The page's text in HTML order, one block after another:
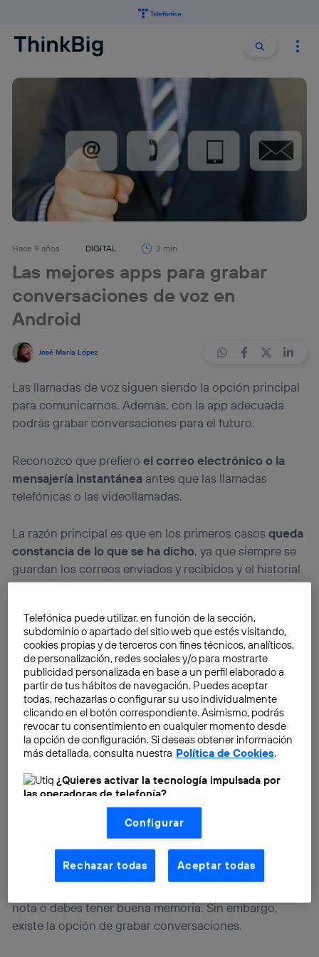
Buscar
Hace 9 años DIGITAL 3 min
Las mejores apps para grabar
conversaciones de voz en
Android
José María López
Las llamadas de voz siguen siendo la opción principal
para comunicarnos. Además, con la app adecuada
podrás grabar conversaciones para el futuro.
Reconozco que prefieroel correo electrónico o la
mensajería instantánea antes que las llamadas
telefónicas o las videollamadas.
La razón principal es que en los primeros casosqueda
constancia de lo que se ha dicho, ya que siempre se
guardan los correos enviados y recibidos y el historial
de mensajes.
nota o debes tener buena memoria. Sin embargo,
existe la opción de grabar conversaciones.
Telefónica puede utilizar, en función de la sección,
subdominio o apartado del sitio web que estés visitando,
cookies propias y de terceros con fines técnicos, analíticos,
de personalización, redes sociales y/o para mostrarte
publicidad personalizada en base a un perfil elaborado a
partir de tus hábitos de navegación. Puedes aceptar
todas, rechazarlas o configurar su uso individualmente
clicando en el botón correspondiente. Asimismo, podrás
revocar tu consentimiento en cualquier momento desde
la opción de configuración. Si deseas obtener información
más detallada, consulta nuestra Política de Cookies.
¿Quieres activar la tecnología impulsada por
las operadoras de telefonía?
Nosotros, Telefónica S.A., utilizamos la tecnología Utiq para
realizar nuestras acciones de marketing digital o análisis
(como se describe en este aviso de consentimiento)
basadas en tu navegación en nuestra(s) web(s)
aquí(solo cuando utilizas una conexión a
internet habilitada , proporcionada por una de las
operadoras de telefonía participantes, y otorgas tu
La tecnología Utiq está diseñada con la privacidad como
prioridad ofreciéndote elección y control.
Configurar
Rechazar todas Aceptar todas